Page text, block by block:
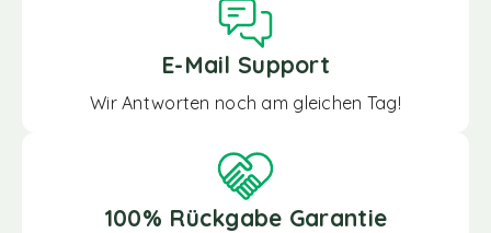
E-Mail Support
Wir Antworten noch am gleichen Tag!
100% Rückgabe Garantie